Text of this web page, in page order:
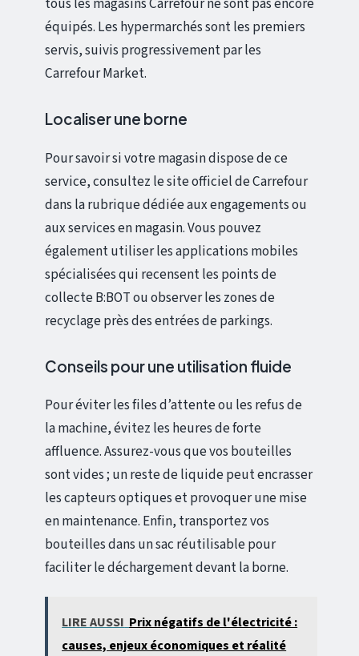
équipés. Les hypermarchés sont les premiers
servis, suivis progressivement par les
Carrefour Market.
Localiser une borne
Pour savoir si votre magasin dispose de ce
service, consultez le site officiel de Carrefour
dans la rubrique dédiée aux engagements ou
aux services en magasin. Vous pouvez
également utiliser les applications mobiles
spécialisées qui recensent les points de
collecte B:BOT ou observer les zones de
recyclage près des entrées de parkings.
Conseils pour une utilisation fluide
Pour éviter les files d’attente ou les refus de
la machine, évitez les heures de forte
affluence. Assurez-vous que vos bouteilles
sont vides ; un reste de liquide peut encrasser
les capteurs optiques et provoquer une mise
en maintenance. Enfin, transportez vos
bouteilles dans un sac réutilisable pour
faciliter le déchargement devant la borne.
LIRE AUSSI Prix négatifs de l'électricité :
causes, enjeux économiques et réalité